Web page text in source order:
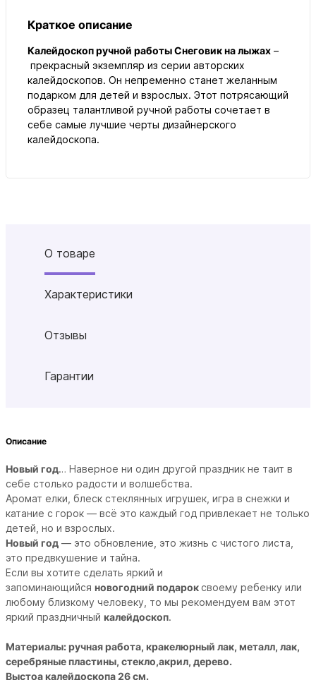
Краткое описание
Калейдоскоп ручной работы Снеговик на лыжах –
прекрасный экземпляр из серии авторских
калейдоскопов. Он непременно станет желанным
подарком для детей и взрослых. Этот потрясающий
образец талантливой ручной работы сочетает в
себе самые лучшие черты дизайнерского
калейдоскопа.
О товаре
Характеристики
Отзывы
Гарантии
Описание
Новый год… Наверное ни один другой праздник не таит в
себе столько радости и волшебства.
Аромат елки, блеск стеклянных игрушек, игра в снежки и
катание с горок — всё это каждый год привлекает не только
детей, но и взрослых.
Новый год — это обновление, это жизнь с чистого листа,
это предвкушение и тайна.
Если вы хотите сделать яркий и
запоминающийся новогодний подарок своему ребенку или
любому близкому человеку, то мы рекомендуем вам этот
яркий праздничный калейдоскоп.
Материалы: ручная работа, кракелюрный лак, металл, лак,
серебряные пластины, стекло,акрил, дерево.
Выстоа калейдоскопа 26 см.